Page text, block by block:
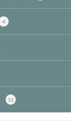
4
12